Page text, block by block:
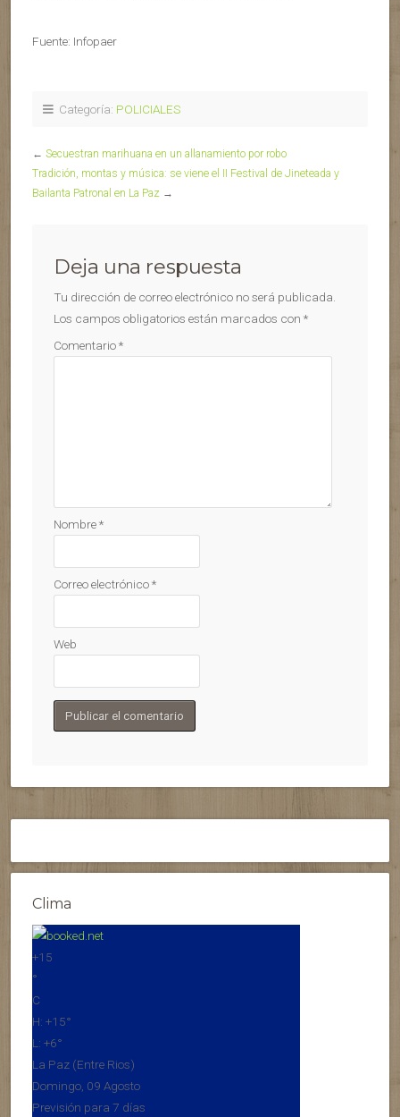
Fuente: Infopaer
Categoría: POLICIALES
← Secuestran marihuana en un allanamiento por robo
Tradición, montas y música: se viene el II Festival de Jineteada y
Bailanta Patronal en La Paz →
Deja una respuesta
Tu dirección de correo electrónico no será publicada.
Los campos obligatorios están marcados con *
Comentario*
Nombre*
Correo electrónico*
Web
Clima
+15
°
C
H: +15°
L: +6°
La Paz (Entre Rios)
Domingo, 09 Agosto
Previsión para 7 días